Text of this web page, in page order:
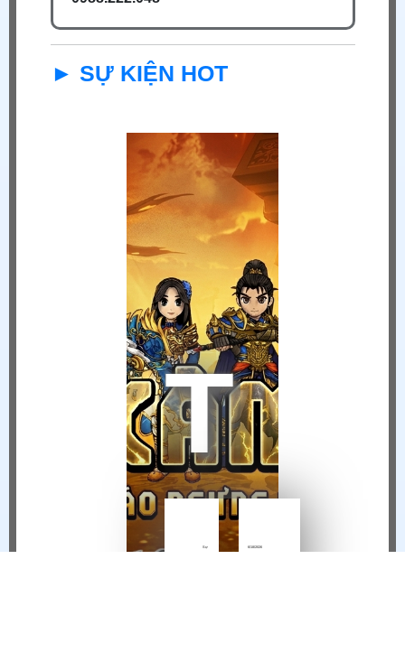
► SỰ KIỆN HOT
THÔNG BÁO NGỪNG VẬN HÀNH HIỆP KHÁCH MOBILE TẠI VIỆT NAM
Sự 6/18/2026